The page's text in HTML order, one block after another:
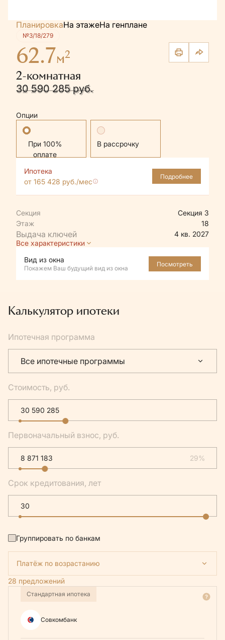
ПланировкаНа этажеНа генплане
№3/18/279
62.7м2
2-комнатная
32 200 300 руб.
30 590 285 руб.
Опции
Стандартная В рассрочку
Ипотека
от 165 428 руб./мес
Подробнее
Секция
Секция 3
Этаж
18
4 кв. 2027
Все характеристики
Вид из окна
Покажем Ваш будущий вид из окна
Посмотреть
Калькулятор ипотеки
Ипотечная программа
Все ипотечные программы
Стоимость, руб.
Первоначальный взнос, руб.
29%
Срок кредитования, лет
Группировать по банкам
Платёж по возрастанию
28 предложений
Стандартная ипотека
Совкомбанк